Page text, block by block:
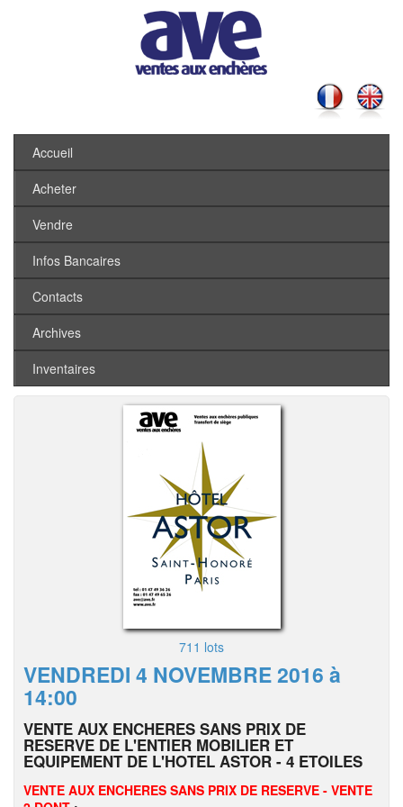
Accueil
Acheter
Vendre
Infos Bancaires
Contacts
Archives
Inventaires
711 lots
VENDREDI 4 NOVEMBRE 2016 à
14:00
VENTE AUX ENCHERES SANS PRIX DE
RESERVE DE L'ENTIER MOBILIER ET
EQUIPEMENT DE L'HOTEL ASTOR - 4 ETOILES
VENTE AUX ENCHERES SANS PRIX DE RESERVE - VENTE